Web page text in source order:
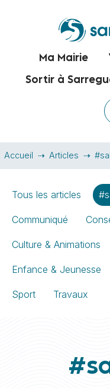
Ma Mairie
Sortir à
Accueil Articles
Tous les articles
Communiqué
Culture & Animations
Enfance & Jeunesse
Sport Travaux